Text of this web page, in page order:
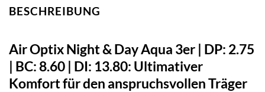
BESCHREIBUNG
Air Optix Night & Day Aqua 3er | DP: 2.75
| BC: 8.60 | DI: 13.80: Ultimativer
Komfort für den anspruchsvollen Träger